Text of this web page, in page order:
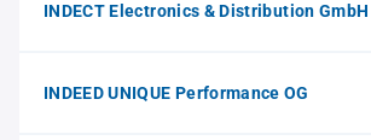
INDECT Electronics & Distribution GmbH
INDEED UNIQUE Performance OG